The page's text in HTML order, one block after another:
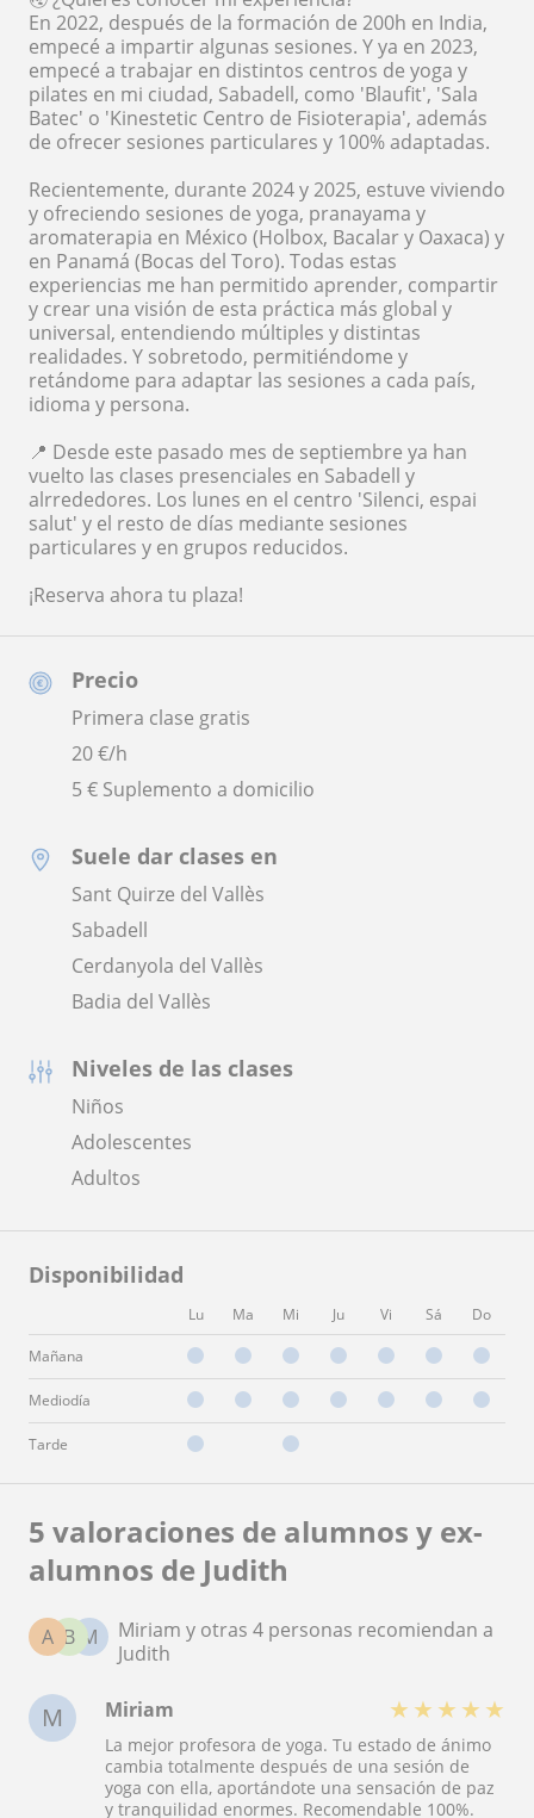
Precio
Primera clase gratis
20€/h
5 € Suplemento a domicilio
Suele dar clases en
Sant Quirze del Vallès
Sabadell
Cerdanyola del Vallès
Badia del Vallès
Niveles de las clases
Niños
Adolescentes
Adultos
Disponibilidad
Lu Ma Mi Ju Vi Sá Do
Mañana
Mediodía
Tarde
En 2022, después de la formación de 200h en India,
empecé a impartir algunas sesiones. Y ya en 2023,
empecé a trabajar en distintos centros de yoga y
pilates en mi ciudad, Sabadell, como 'Blaufit', 'Sala
Batec' o 'Kinestetic Centro de Fisioterapia', además
de ofrecer sesiones particulares y 100% adaptadas.
Recientemente, durante 2024 y 2025, estuve viviendo
y ofreciendo sesiones de yoga, pranayama y
aromaterapia en México (Holbox, Bacalar y Oaxaca) y
en Panamá (Bocas del Toro). Todas estas
experiencias me han permitido aprender, compartir
y crear una visión de esta práctica más global y
universal, entendiendo múltiples y distintas
realidades. Y sobretodo, permitiéndome y
retándome para adaptar las sesiones a cada país,
idioma y persona.
📍 Desde este pasado mes de septiembre ya han
vuelto las clases presenciales en Sabadell y
alrrededores. Los lunes en el centro 'Silenci, espai
salut' y el resto de días mediante sesiones
particulares y en grupos reducidos.
¡Reserva ahora tu plaza!
5 valoraciones de alumnos y ex-
alumnos de Judith
M
B
A
Miriam y otras 4 personas recomiendan a
Judith
M Miriam ★ ★ ★ ★ ★
La mejor profesora de yoga. Tu estado de ánimo
cambia totalmente después de una sesión de
yoga con ella, aportándote una sensación de paz
y tranquilidad enormes. Recomendable 100%.